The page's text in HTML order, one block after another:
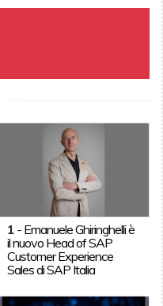
1 - Emanuele Ghiringhelli è
il nuovo Head of SAP
Customer Experience
Sales di SAP Italia